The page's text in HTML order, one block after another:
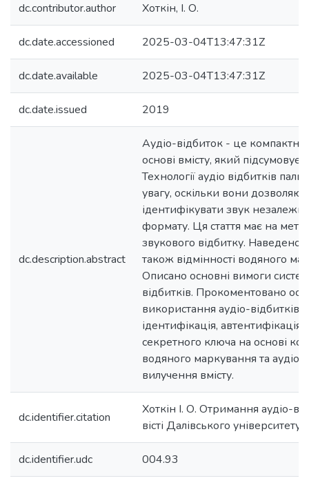
dc.contributor.author Хоткін, І. О.
dc.date.accessioned 2025-03-04T13:47:31Z
dc.date.available 2025-03-04T13:47:31Z
dc.date.issued 2019
dc.description.abstract
Аудіо-відбиток - це
основі вмісту, який підсумовує
Технології аудіо відбитків
увагу, оскільки вони
ідентифікувати звук
формату. Ця стаття має на меті
звукового відбитку. Наведено
також відмінності водяного
Описано основні вимоги
відбитків. Прокоментовано
використання аудіо-відбитків,
ідентифікація,
секретного ключа на основі
водяного маркування та аудіо
вилучення вмісту.
dc.identifier.citation
Хоткін І. О. Отримання аудіо-
вісті Далівського
dc.identifier.udc 004.93